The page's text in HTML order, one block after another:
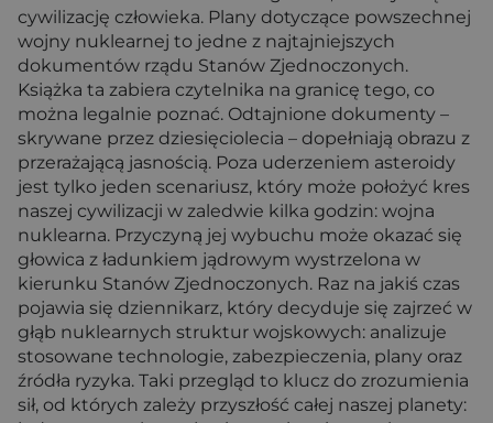
cywilizację człowieka. Plany dotyczące powszechnej
wojny nuklearnej to jedne z najtajniejszych
dokumentów rządu Stanów Zjednoczonych.
Książka ta zabiera czytelnika na granicę tego, co
można legalnie poznać. Odtajnione dokumenty –
skrywane przez dziesięciolecia – dopełniają obrazu z
przerażającą jasnością. Poza uderzeniem asteroidy
jest tylko jeden scenariusz, który może położyć kres
naszej cywilizacji w zaledwie kilka godzin: wojna
nuklearna. Przyczyną jej wybuchu może okazać się
głowica z ładunkiem jądrowym wystrzelona w
kierunku Stanów Zjednoczonych. Raz na jakiś czas
pojawia się dziennikarz, który decyduje się zajrzeć w
głąb nuklearnych struktur wojskowych: analizuje
stosowane technologie, zabezpieczenia, plany oraz
źródła ryzyka. Taki przegląd to klucz do zrozumienia
sił, od których zależy przyszłość całej naszej planety: